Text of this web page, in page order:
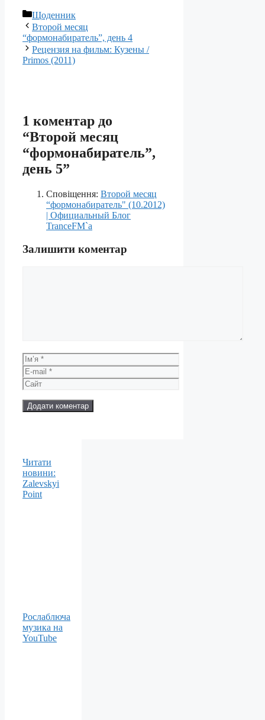
Категорії
Щоденник
Второй месяц
“формонабиратель”, день 4
Рецензия на фильм: Кузены /
Primos (2011)
1 коментар до
“Второй месяц
“формонабиратель”,
день 5”
Сповіщення: Второй месяц
“формонабиратель" (10.2012)
| Официальный Блог
TranceFM`a
Залишити коментар
Ім’я
E-
mail
Сайт
Читати
новини:
Zalevskyi
Point
Рослаблюча
музика на
YouTube